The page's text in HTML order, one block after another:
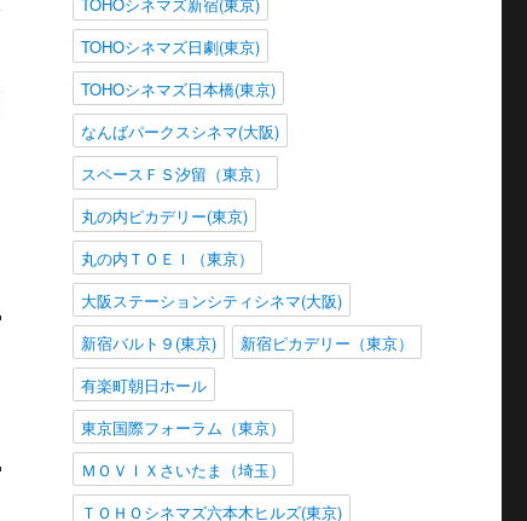
TOHOシネマズ日劇(東京)
TOHOシネマズ日本橋(東京)
なんばパークスシネマ(大阪)
スペースＦＳ汐留（東京）
丸の内ピカデリー(東京)
丸の内ＴＯＥＩ（東京）
大阪ステーションシティシネマ(大阪)
新宿バルト９(東京)
新宿ピカデリー（東京）
有楽町朝日ホール
東京国際フォーラム（東京）
ＭＯＶＩＸさいたま（埼玉）
ＴＯＨＯシネマズ六本木ヒルズ(東京)